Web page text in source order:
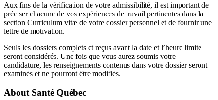
Aux fins de la vérification de votre admissibilité, il est important de
préciser chacune de vos expériences de travail pertinentes dans la
section Curriculum vitæ de votre dossier personnel et de fournir une
lettre de motivation.
Seuls les dossiers complets et reçus avant la date et l’heure limite
seront considérés. Une fois que vous aurez soumis votre
candidature, les renseignements contenus dans votre dossier seront
examinés et ne pourront être modifiés.
About Santé Québec